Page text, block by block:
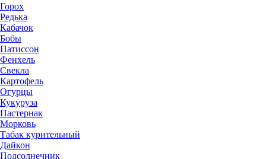
Горох
Редька
Кабачок
Бобы
Патиссон
Фенхель
Свекла
Картофель
Огурцы
Кукуруза
Пастернак
Морковь
Табак курительный
Дайкон
Подсолнечник